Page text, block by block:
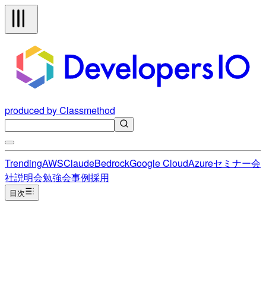
produced by Classmethod
TrendingAWSClaudeBedrockGoogle CloudAzureセミナー会
社説明会勉強会事例採用
目次